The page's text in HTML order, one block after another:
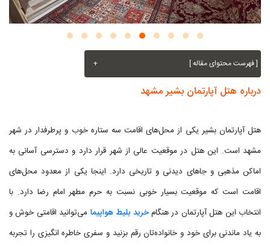
[ فهرست محتوای مقاله ] +
درباره هتل آپارتمان بشیر مشهد
هتل آپارتمان بشیر یکی از محل‌های اقامت سه ستاره خوب و پرطرفدار در شهر
مشهد است. این هتل در موقعیت عالی از شهر قرار دارد و دسترسی آسانی به
اماکن مذهبی و جاهای دیدنی و تاریخی دارد. اینجا یکی از معدود محل‌های
اقامت است که موقعیت بسیار خوبی نسبت به حرم مطهر امام رضا دارد. با
انتخاب این هتل آپارتمان در هنگامخرید بلیط هواپیما می‌توانید اقامتی خوش و
به یاد ماندنی برای خود و خانواده‌تان رقم بزنید و سفری خاطره انگیزی را تجربه